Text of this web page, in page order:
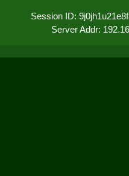
Session ID:
Server Addr: